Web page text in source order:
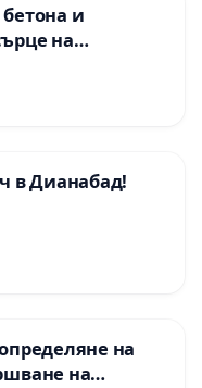
и
на
в Дианабад!
на
на